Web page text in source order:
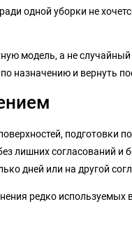
одной уборки не
модель, а не
назначению и вернуть
подготовки
лишних согласований и
дней или на другой
редко используемых